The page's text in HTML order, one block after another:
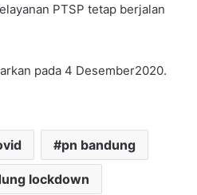
PTSP tetap berjalan
pada 4 Desember2020.
pn bandung
lockdown